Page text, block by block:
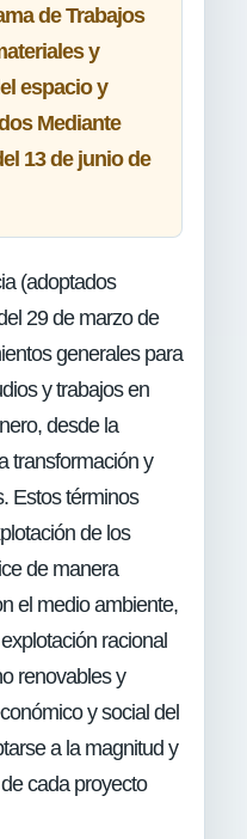
de Trabajos
y
espacio y
Mediante
13 de junio de
(adoptados
29 de marzo de
generales para
y trabajos en
desde la
transformación y
Estos términos
de los
de manera
el medio ambiente,
racional
renovables y
y social del
a la magnitud y
cada proyecto